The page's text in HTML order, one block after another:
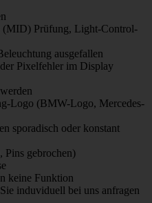
Prüfung, Light-Control-
ausgefallen
Pixelfehler im Display
Logo (BMW-Logo, Mercedes-
sporadisch oder konstant
Pins gebrochen)
keine Funktion
induviduell bei uns anfragen